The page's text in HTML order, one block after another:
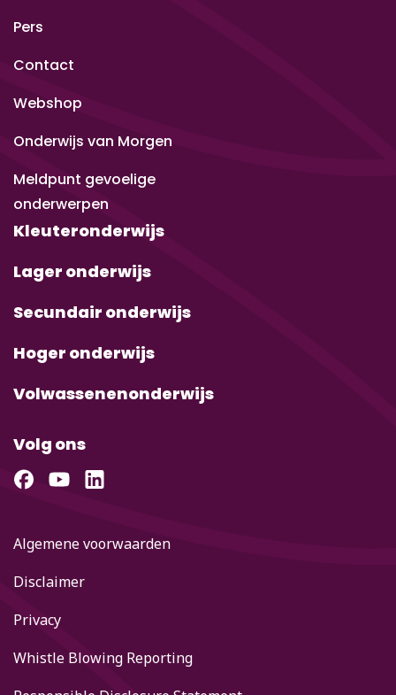
Pers
Contact
Webshop
Onderwijs van Morgen
Meldpunt gevoelige
onderwerpen
Kleuteronderwijs
Lager onderwijs
Secundair onderwijs
Hoger onderwijs
Volwassenenonderwijs
Volg ons
Algemene voorwaarden
Disclaimer
Privacy
Whistle Blowing Reporting